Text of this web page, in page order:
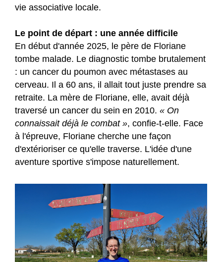
vie associative locale.
Le point de départ : une année difficile
En début d'année 2025, le père de Floriane
tombe malade. Le diagnostic tombe brutalement
: un cancer du poumon avec métastases au
cerveau. Il a 60 ans, il allait tout juste prendre sa
retraite. La mère de Floriane, elle, avait déjà
traversé un cancer du sein en 2010. « On
connaissait déjà le combat », confie-t-elle. Face
à l'épreuve, Floriane cherche une façon
d'extérioriser ce qu'elle traverse. L'idée d'une
aventure sportive s'impose naturellement.